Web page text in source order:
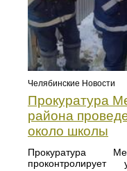
Челябинские Новости
Прокуратура
района
около школы
Прокуратура
проконтролирует